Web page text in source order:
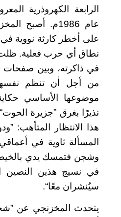
الرابعة الكهروذرية
عام 1986م. أصبح
على أخطر كارثة نووية
نطاق أي حرب فعلية.
في ذاكرته، وبين صفحات
من أجل أن تنظم
موضوعها الأساسي
نذيرًا بغرق ”جزيرة
هذا الانتظار المتأهب:
المسألة ثاوية في
وشجن فتمسك يدي
في نسيج هذين النصين
سيُنشران معًا“.
يتحدث المخزنجي عن